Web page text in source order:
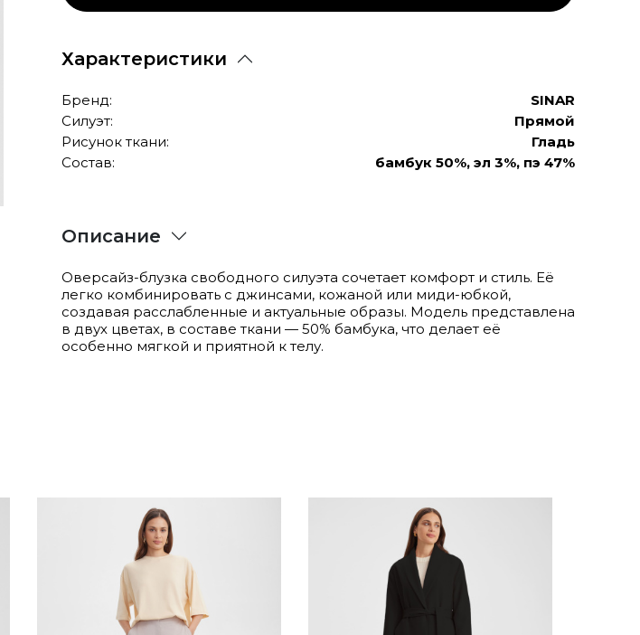
Характеристики
Бренд:
SINAR
Силуэт:
Прямой
Рисунок ткани:
Гладь
Состав:
бамбук 50%, эл 3%, пэ 47%
Описание
Оверсайз-блузка свободного силуэта сочетает комфорт и стиль. Её
легко комбинировать с джинсами, кожаной или миди-юбкой,
создавая расслабленные и актуальные образы. Модель представлена
в двух цветах, в составе ткани — 50% бамбука, что делает её
особенно мягкой и приятной к телу.